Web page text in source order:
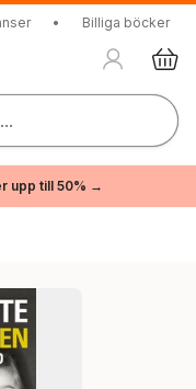
• Billiga böcker
upp till 50% →